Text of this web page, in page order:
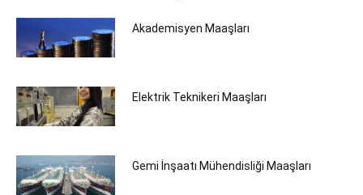
Akademisyen Maaşları
Elektrik Teknikeri Maaşları
Gemi İnşaatı Mühendisliği Maaşları